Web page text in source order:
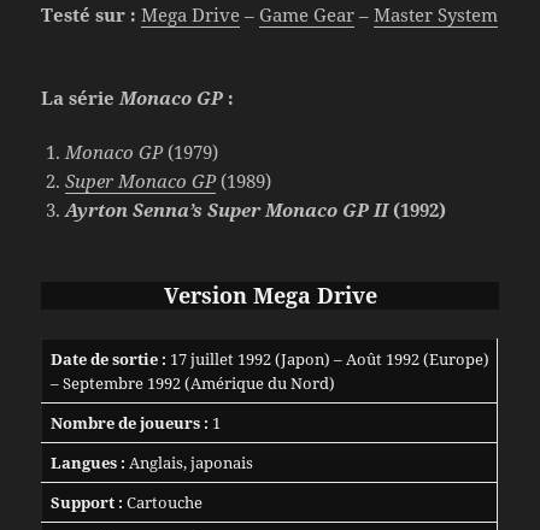
Testé sur : Mega Drive – Game Gear –Master System
La sérieMonaco GP :
Monaco GP(1979)
Super Monaco GP(1989)
Ayrton Senna’s Super Monaco GP II(1992)
Version Mega Drive
Date de sortie : 17 juillet 1992 (Japon) – Août 1992 (Europe)
– Septembre 1992 (Amérique du Nord)
Nombre de joueurs : 1
Langues : Anglais, japonais
Support : Cartouche